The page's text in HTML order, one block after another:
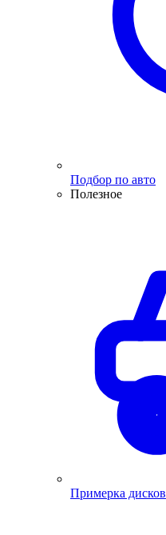
Подбор по авто
Полезное
Примерка дисков